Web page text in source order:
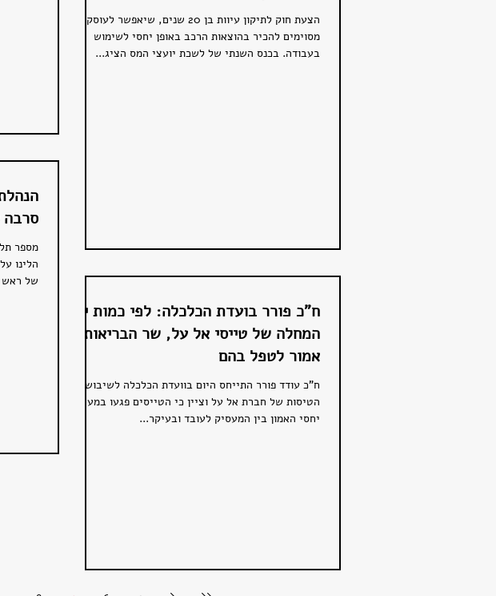
הצעת חוק לתיקון עיוות בן 20 שנים, שיאפשר לעוסקים
מסוימים להכיר בהוצאות הרכב באופן יחסי לשימוש
בעבודה. בכנס השנתי של לשכת יועצי המס הציג...
ח"כ פורר בועדת הכלכלה: לפי כמות ימי
המחלה של טייסי אל על, שר הבריאות
אמור לטפל בהם
ח"כ עודד פורר התייחס היום בוועדת הכלכלה לשיבושי
הטיסות של חברת אל על וציין כי הטייסים פגעו במערכת
יחסי האמון בין המעסיק לעובד ובעיקר...
סרבה
מספר
הלינו
של ראש